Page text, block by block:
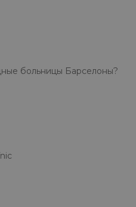
больницы Барселоны?